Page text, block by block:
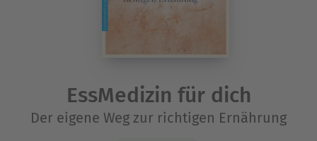
EssMedizin für dich
Der eigene Weg zur richtigen Ernährung